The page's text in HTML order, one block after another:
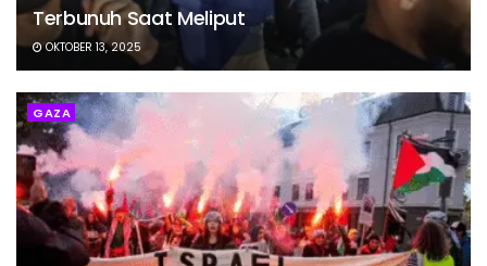
Terbunuh Saat Meliput
OKTOBER 13, 2025
GAZA